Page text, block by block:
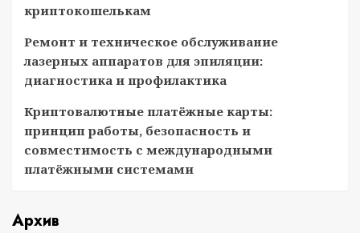
криптокошелькам
Ремонт и техническое обслуживание
лазерных аппаратов для эпиляции:
диагностика и профилактика
Криптовалютные платёжные карты:
принцип работы, безопасность и
совместимость с международными
платёжными системами
Архив